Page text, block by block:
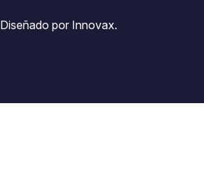
Diseñado por Innovax.